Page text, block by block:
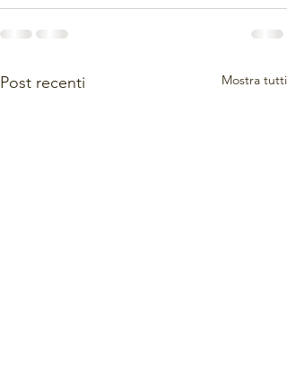
Post recenti Mostra tutti